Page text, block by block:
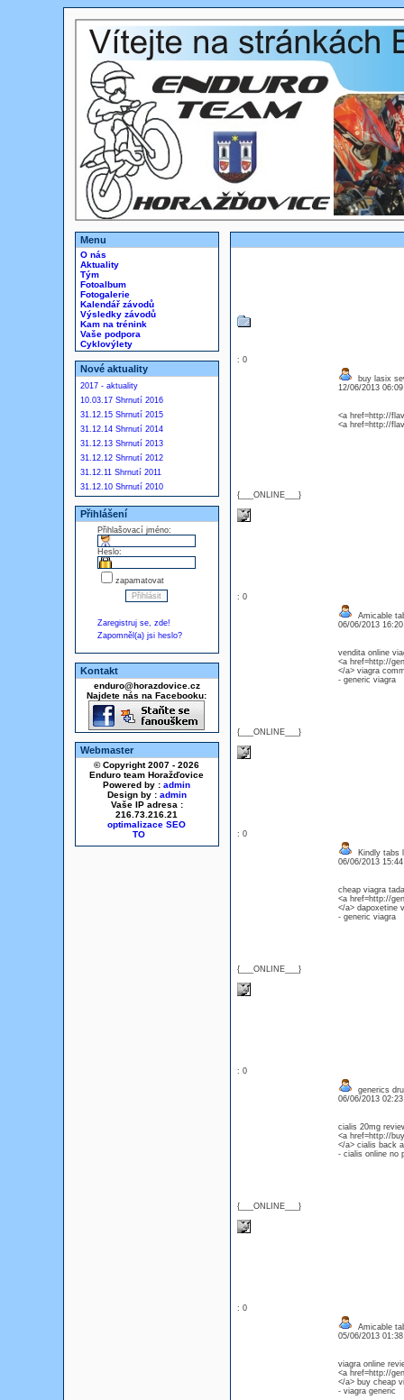
Menu
O nás
Aktuality
Tým
Fotoalbum
Fotogalerie
Kalendář závodů
Výsledky závodů
Kam na trénink
Vaše podpora
Cyklovýlety
Nové aktuality
2017 - aktuality
10.03.17 Shrnutí 2016
31.12.15 Shrnutí 2015
31.12.14 Shrnutí 2014
31.12.13 Shrnutí 2013
31.12.12 Shrnutí 2012
31.12.11 Shrnutí 2011
31.12.10 Shrnutí 2010
Přihlášení
Přihlašovací jméno:
Heslo:
zapamatovat
Zaregistruj se, zde!
Zapomněl(a) jsi heslo?
Kontakt
enduro@horazdovice.cz
Najdete nás na Facebooku:
Webmaster
© Copyright 2007 - 2026
Enduro team Horažďovice
Powered by : admin
Design by : admin
Vaše IP adresa :
216.73.216.21
optimalizace SEO
: 0
{___ONLINE___}
buy lasix
12/06/2013
<a href=http://
<a href=http://
: 0
{___ONLINE___}
Amicable
06/06/2013
vendita online
<a href=http://
</a> viagra
- generic viagra
: 0
{___ONLINE___}
Kindly tabs
06/06/2013
cheap viagra
<a href=http://
</a> dapoxetine
- generic viagra
: 0
{___ONLINE___}
generics
06/06/2013
cialis 20mg
<a href=http://
</a> cialis back
- cialis online no
: 0
Amicable
05/06/2013
viagra online
<a href=http://
</a> buy cheap
- viagra generic